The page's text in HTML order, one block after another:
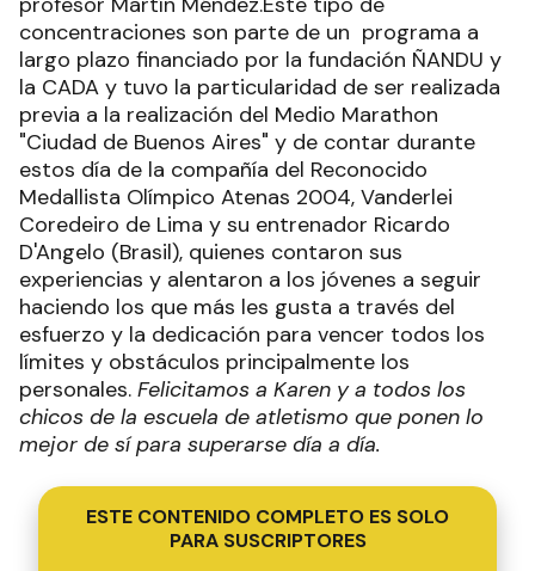
concentraciones son parte de un programa a
largo plazo financiado por la fundación ÑANDU y
la CADA y tuvo la particularidad de ser realizada
previa a la realización del Medio Marathon
"Ciudad de Buenos Aires" y de contar durante
estos día de la compañía del Reconocido
Medallista Olímpico Atenas 2004, Vanderlei
Coredeiro de Lima y su entrenador Ricardo
D'Angelo (Brasil), quienes contaron sus
experiencias y alentaron a los jóvenes a seguir
haciendo los que más les gusta a través del
esfuerzo y la dedicación para vencer todos los
límites y obstáculos principalmente los
personales. Felicitamos a Karen y a todos los
chicos de la escuela de atletismo que ponen lo
mejor de sí para superarse día a día.
ESTE CONTENIDO COMPLETO ES SOLO
PARA SUSCRIPTORES